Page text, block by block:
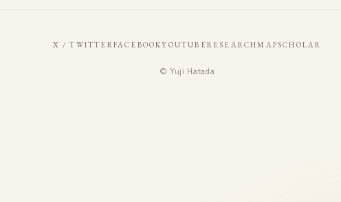
X / TWITTERFACEBOOKYOUTUBERESEARCHMAPSCHOLAR
© Yuji Hatada